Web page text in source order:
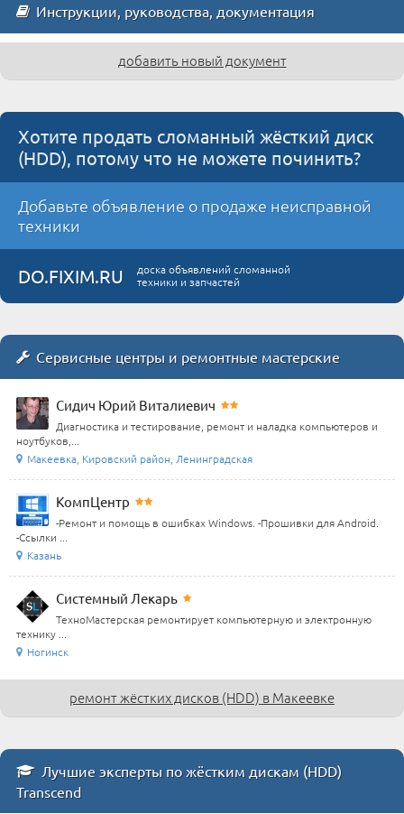
Инструкции, руководства, документация
добавить новый документ
Хотите продать сломанный жёсткий диск
(HDD), потому что не можете починить?
Добавьте объявление о продаже неисправной
техники
DO.FIXIM.RU
доска объявлений сломанной
техники и запчастей
Сервисные центры и ремонтные мастерские
Сидич Юрий Виталиевич
Диагностика и тестирование, ремонт и наладка компьютеров и
ноутбуков,...
Макеевка, Кировский район, Ленинградская
КомпЦентр
-Ремонт и помощь в ошибках Windows. -Прошивки для Android.
-Ссылки ...
Казань
Системный Лекарь
ТехноМастерская ремонтирует компьютерную и электронную
технику ...
Ногинск
ремонт жёстких дисков (HDD) в Макеевке
Лучшие эксперты по жёстким дискам (HDD)
Transcend